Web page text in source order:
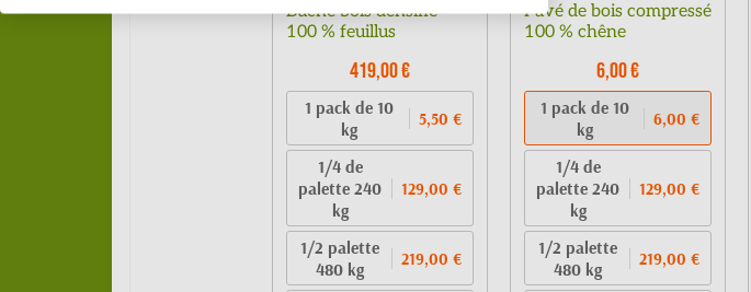
Bûche bois densifié -
100 % feuillus
419,00 €
1 pack de 10
kg
5,50 €
1/4 de
palette 240
kg
129,00 €
1/2 palette
480 kg
219,00 €
Pavé de bois compressé
100 % chêne
6,00 €
1 pack de 10
kg
6,00 €
1/4 de
palette 240
kg
129,00 €
1/2 palette
480 kg
219,00 €